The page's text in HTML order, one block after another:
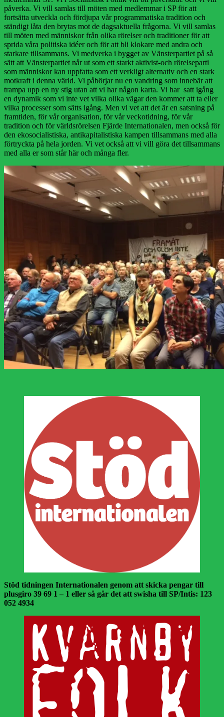
påverka. Vi vill samlas till möten med medlemmar i SP för att
fortsätta utveckla och fördjupa vår programmatiska tradition och
ständigt låta den brytas mot de dagsaktuella frågorna. Vi vill samlas
till möten med människor från olika rörelser och traditioner för att
sprida våra politiska idéer och för att bli klokare med andra och
starkare tillsammans. Vi medverka i bygget av Vänsterpartiet på så
sätt att Vänsterpartiet når ut som ett starkt aktivist-och rörelseparti
som människor kan uppfatta som ett verkligt alternativ och en stark
motkraft i denna värld. Vi påbörjar nu en vandring som innebär att
trampa upp en ny stig utan att vi har någon karta. Vi har satt igång
en dynamik som vi inte vet vilka olika vägar den kommer att ta eller
vilka processer som sätts igång. Men vi vet att det är en satsning på
framtiden, för vår organisation, för vår veckotidning, för vår
tradition och för världsrörelsen Fjärde Internationalen, men också för
den ekosocialistiska, antikapitalistiska kampen tillsammans med alla
förtryckta på hela jorden. Vi vet också att vi vill göra det tillsammans
med alla er som står här och många fler.
Stöd tidningen Internationalen genom att skicka pengar till
plusgiro 39 69 1 – 1 eller så går det att swisha till SP/Intis: 123
052 4934